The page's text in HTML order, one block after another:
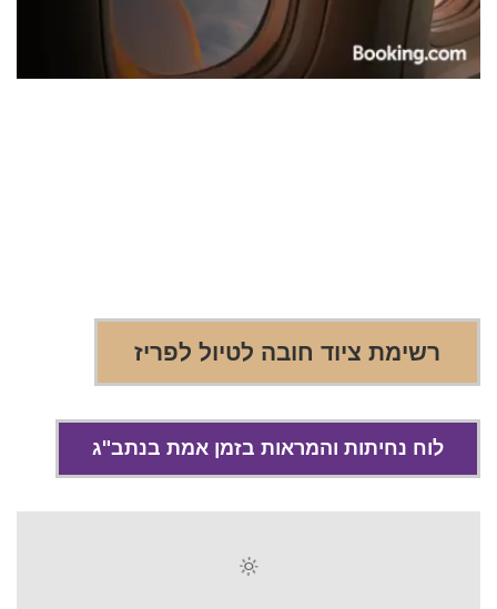
רשימת ציוד חובה לטיול לפריז
לוח נחיתות והמראות בזמן אמת בנתב"ג